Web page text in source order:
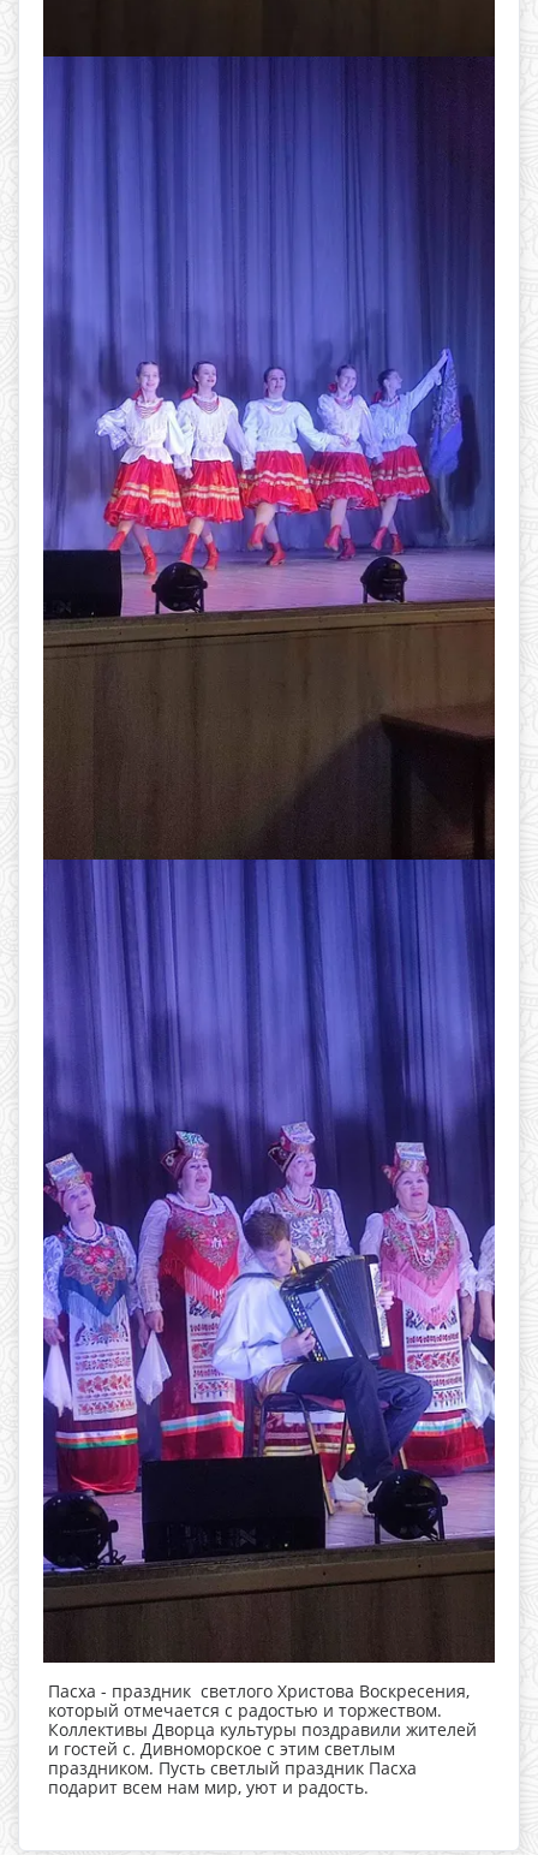
Пасха - праздник светлого Христова Воскресения,
который отмечается с радостью и торжеством.
Коллективы Дворца культуры поздравили жителей
и гостей с. Дивноморское с этим светлым
праздником. Пусть светлый праздник Пасха
подарит всем нам мир, уют и радость.